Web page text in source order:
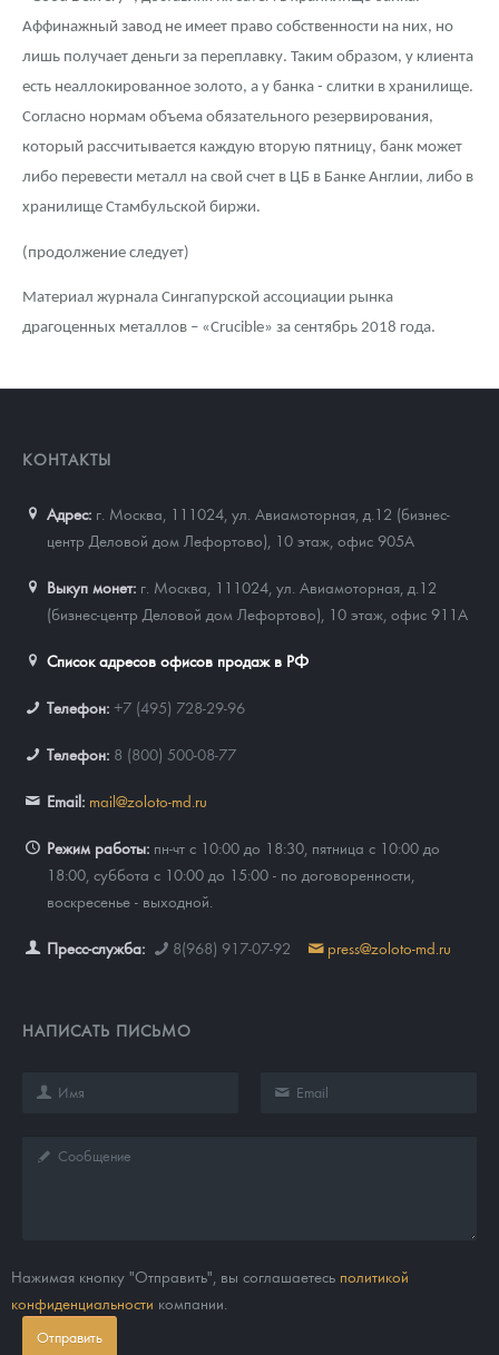
Аффинажный завод не имеет право собственности на них, но
лишь получает деньги за переплавку. Таким образом, у клиента
есть неаллокированное золото, а у банка - слитки в хранилище.
Согласно нормам объема обязательного резервирования,
который рассчитывается каждую вторую пятницу, банк может
либо перевести металл на свой счет в ЦБ в Банке Англии, либо в
хранилище Стамбульской биржи.
(продолжение следует)
Материал журнала Сингапурской ассоциации рынка
драгоценных металлов – «Crucible» за сентябрь 2018 года.
КОНТАКТЫ
Адрес: г. Москва, 111024 ул. Авиамоторная, д.12 (бизнес-
центр Деловой дом Лефортово), 10 этаж, офис 905А
Выкуп монет: г. Москва, 111024, ул. Авиамоторная, д.12
(бизнес-центр Деловой дом Лефортово), 10 этаж, офис 911А
Список адресов офисов продаж в РФ
Телефон: +7 (495) 728-29-96
Телефон: 8 (800) 500-08-77
Email: mail@zoloto-md.ru
Режим работы: пн-чт с 10:00 до 18:30, пятница с 10:00 до
18:00, суббота с 10:00 до 15:00 - по договоренности,
воскресенье - выходной.
Пресс-служба: 8(968) 917-07-92 press@zoloto-md.ru
НАПИСАТЬ ПИСЬМО
Нажимая кнопку "Отправить", вы соглашаетесь политикой
конфиденциальности компании.
Отправить